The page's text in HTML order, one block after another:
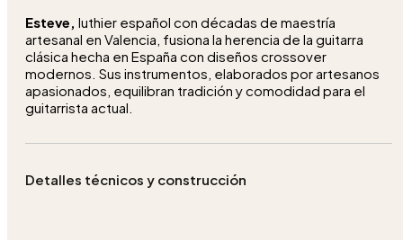
Esteve, luthier español con décadas de maestría
artesanal en Valencia, fusiona la herencia de la guitarra
clásica hecha en España con diseños crossover
modernos. Sus instrumentos, elaborados por artesanos
apasionados, equilibran tradición y comodidad para el
guitarrista actual.
Detalles técnicos y construcción